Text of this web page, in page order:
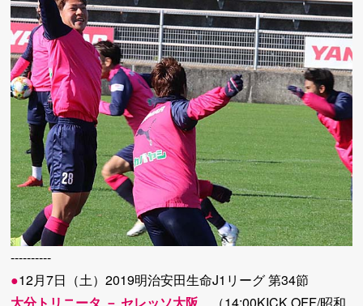
----------
●12月7日（土）2019明治安田生命J1リーグ 第34節